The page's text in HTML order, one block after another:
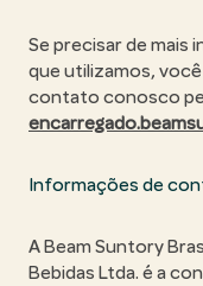
Se precisar de
que utilizamos,
contato conosco
Informações de
A Beam Suntory
Bebidas Ltda. é a